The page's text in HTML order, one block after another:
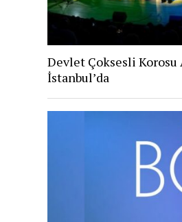
Devlet Çoksesli Korosu
İstanbul’da